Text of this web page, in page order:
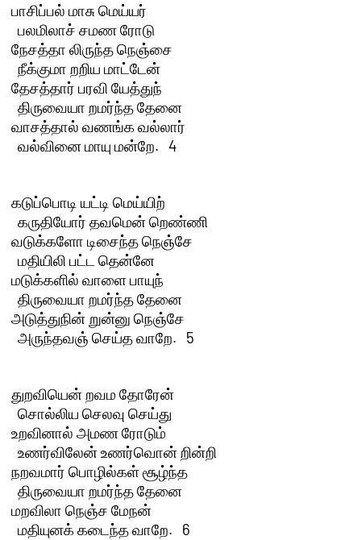
பாசிப்பல் மாசு மெய்யர்
  பலமிலாச் சமண ரோடு
நேசத்தா லிருந்த நெஞ்சை
  நீக்குமா றறிய மாட்டேன்
தேசத்தார் பரவி யேத்துந்
  திருவையா றமர்ந்த தேனை
வாசத்தால் வணங்க வல்லார்
  வல்வினை மாயு மன்றே.   4
கடுப்பொடி யட்டி மெய்யிற்
  கருதியோர் தவமென் றெண்ணி
வடுக்களோ டிசைந்த நெஞ்சே
  மதியிலி பட்ட தென்னே
மடுக்களில் வாளை பாயுந்
  திருவையா றமர்ந்த தேனை
அடுத்துநின் றுன்னு நெஞ்சே
  அருந்தவஞ் செய்த வாறே.   5
துறவியென் றவம தோரேன்
  சொல்லிய செலவு செய்து
உறவினால் அமண ரோடும்
  உணர்விலேன் உணர்வொன் றின்றி
நறவமார் பொழில்கள் சூழ்ந்த
  திருவையா றமர்ந்த தேனை
மறவிலா நெஞ்ச மேநன்
  மதியுனக் கடைந்த வாறே.   6